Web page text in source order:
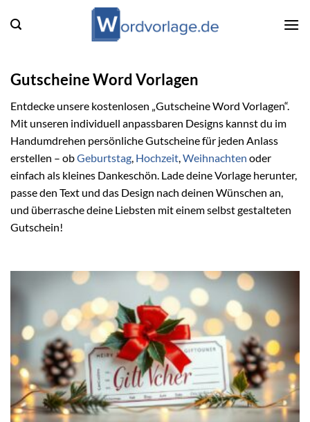
Inhalt
Gutscheine Word Vorlagen
Entdecke unsere kostenlosen „Gutscheine Word Vorlagen“.
Mit unseren individuell anpassbaren Designs kannst du im
Handumdrehen persönliche Gutscheine für jeden Anlass
erstellen – obGeburtstag, Hochzeit,Weihnachten oder
einfach als kleines Dankeschön. Lade deine Vorlage herunter,
passe den Text und das Design nach deinen Wünschen an,
und überrasche deine Liebsten mit einem selbst gestalteten
Gutschein!